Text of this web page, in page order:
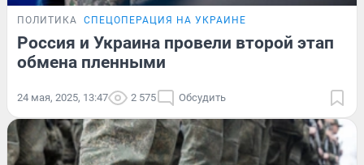
ПОЛИТИКА СПЕЦОПЕРАЦИЯ НА УКРАИНЕ
Россия и Украина провели второй этап
обмена пленными
24 мая, 2025, 13:47 2 575 Обсудить